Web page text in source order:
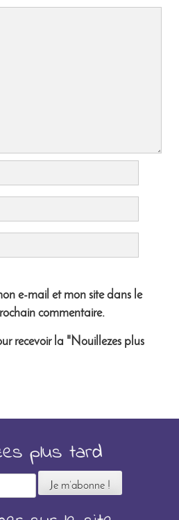
e-mail et mon site dans le
commentaire.
recevoir la "Nouillezes plus
plus tard